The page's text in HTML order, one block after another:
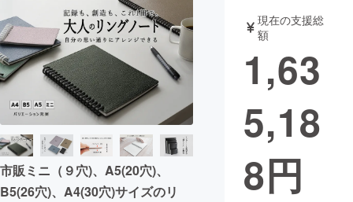
アート・写真 音楽
テクノロジー・ガジェット ゲーム・サ
映像・映画
ビジネス・起業
まちづくり・地域活性化
市販ミニ（９穴)、A5(20穴)、
B5(26穴)、A4(30穴)サイズのリ
現在の支援総
額
1,63
5,18
8円